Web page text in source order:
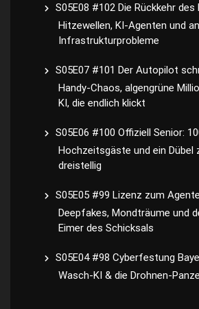
S05E08 #102 Die Rückkehr des
Hitzewellen, KI-Agenten und
Infrastrukturprobleme
S05E07 #101 Der Autopilot
Handy-Chaos, algengrüne
KI, die endlich klickt
S05E06 #100 Offiziell Senior:
Hochzeitsgäste und ein Dübel
dreistellig
S05E05 #99 Lizenz zum
Deepfakes, Mondträume und
Eimer des Schicksals
S05E04 #98 Cyberfestung
Wasch-KI & die Drohnen-